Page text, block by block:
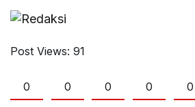
Post Views: 91
0 0 0 0 0